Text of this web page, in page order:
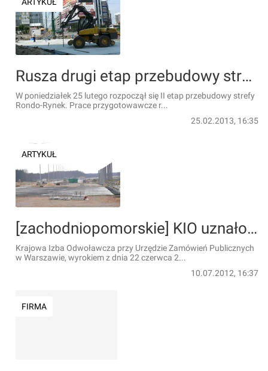
Rusza drugi etap przebudowy strefy Rondo-Rynek. Zaczęto od wycinki drzew
W poniedziałek 25 lutego rozpoczął się II etap przebudowy strefy
Rondo-Rynek. Prace przygotowawcze r...
25.02.2013, 16:35
ARTYKUŁ
[zachodniopomorskie] KIO uznało odwołanie NDI w sprawie A6
Krajowa Izba Odwoławcza przy Urzędzie Zamówień Publicznych
w Warszawie, wyrokiem z dnia 22 czerwca 2...
10.07.2012, 16:37
FIRMA